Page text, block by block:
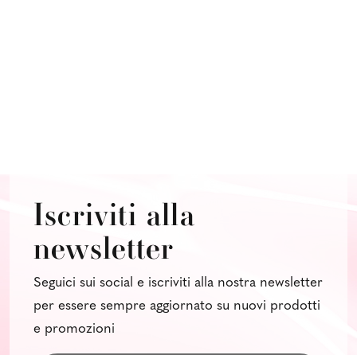
Iscriviti alla
newsletter
Seguici sui social e iscriviti alla nostra newsletter
per essere sempre aggiornato su nuovi prodotti
e promozioni